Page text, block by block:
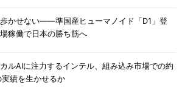
かせない――準国産ヒューマノイド「D1」登
稼働で日本の勝ち筋へ
ルAIに注力するインテル、組み込み市場での約
績を生かせるか